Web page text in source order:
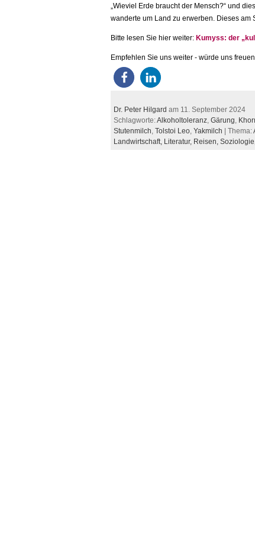
„Wieviel Erde braucht der Mensch?“ und
wanderte um Land zu erwerben. Dieses am
Bitte lesen Sie hier weiter: Kumyss: der
Empfehlen Sie uns weiter - würde uns
Dr. Peter Hilgard am 11. September 2024
Schlagworte:Alkoholtoleranz Gärung
Stutenmilch Tolstoi Leo Yakmilch | Thema:
Landwirtschaft, Literatur, Reisen, Soziologie,